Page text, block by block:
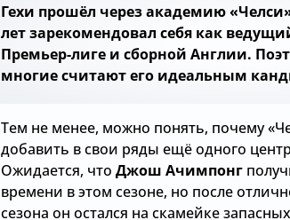
Гехи прошёл через академию
лет зарекомендовал себя как
Премьер-лиге и сборной Англии.
многие считают его идеальным
Тем не менее, можно понять, почему
добавить в свои ряды ещё одного
Ожидается, что Джош Ачимпонг
времени в этом сезоне, но после
сезона он остался на скамейке